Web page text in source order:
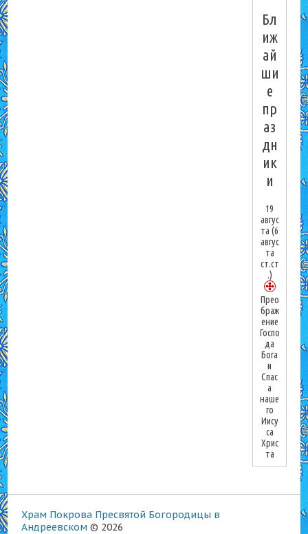
Бл
иж
ай
ши
е
пр
аз
дн
ик
и
19
авгус
та(6
авгус
та
ст.ст
.)
Прео
браж
ение
Госпо
да
Бога
и
Спас
а
наше
го
Иису
са
Хрис
та
Храм Покрова Пресвятой Богородицы в
Андреевском © 2026